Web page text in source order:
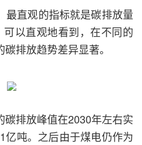
最直观的指标就是碳排放量
以直观地看到，在不同的
排放趋势差异显著。
排放峰值在2030年左右实
亿吨。之后由于煤电仍作为